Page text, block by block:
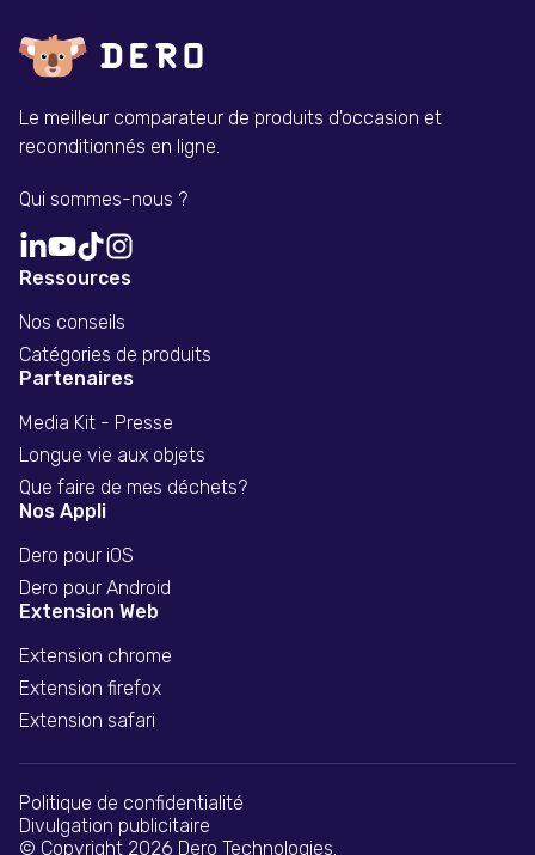
Le meilleur comparateur de produits d'occasion et
reconditionnés en ligne.
Qui sommes-nous ?
Ressources
Nos conseils
Catégories de produits
Partenaires
Media Kit - Presse
Longue vie aux objets
Que faire de mes déchets?
Nos Appli
Dero pour iOS
Dero pour Android
Extension Web
Extension chrome
Extension firefox
Extension safari
© Copyright 2026 Dero Technologies.
Politique de confidentialité
Divulgation publicitaire